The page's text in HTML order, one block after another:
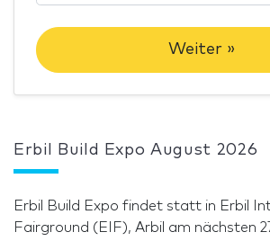
Weiter »
Erbil Build Expo August 2026
Erbil Build Expo findet statt in Erbil
Fairground (EIF), Arbil am nächsten